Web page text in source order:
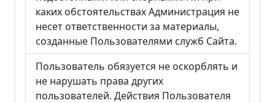
каких обстоятельствах Администрация не
несет ответственности за материалы,
созданные Пользователями служб Сайта.
Пользователь обязуется не оскорблять и
не нарушать права других
пользователей. Действия Пользователя